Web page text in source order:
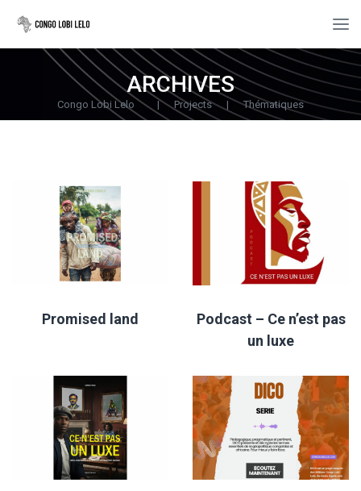
ARCHIVES
Congo Lobi Lelo | Projects | Thématiques
Promised land
Podcast – Ce n’est pas
un luxe